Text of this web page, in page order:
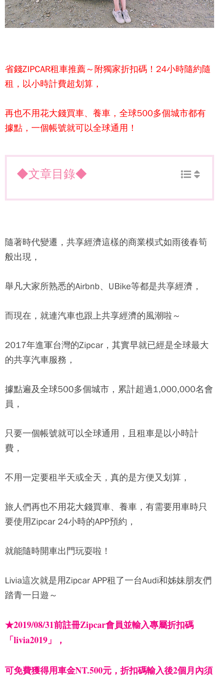
省錢ZIPCAR租車推薦～附獨家折扣碼！24小時隨約隨
租，以小時計費超划算，
再也不用花大錢買車、養車，全球500多個城市都有
據點，一個帳號就可以全球通用！
◆文章目錄◆
隨著時代變遷，共享經濟這樣的商業模式如雨後春筍
般出現，
舉凡大家所熟悉的Airbnb、UBike等都是共享經濟，
而現在，就連汽車也跟上共享經濟的風潮啦～
2017年進軍台灣的Zipcar ，其實早就已經是全球最大
的共享汽車服務，
據點遍及全球500多個城市，累計超過1,000,000名會
員，
只要一個帳號就可以全球通用，且租車是以小時計
費，
不用一定要租半天或全天，真的是方便又划算，
旅人們再也不用花大錢買車、養車，有需要用車時只
要使用Zipcar 24小時的APP預約，
就能隨時開車出門玩耍啦！
Livia這次就是用Zipcar APP租了一台Audi和姊妹朋友們
踏青一日遊～
★2019/08/31前註冊Zipcar會員並輸入專屬折扣碼
「livia2019」，
可免費獲得用車金NT.500元，折扣碼輸入後2個月內須